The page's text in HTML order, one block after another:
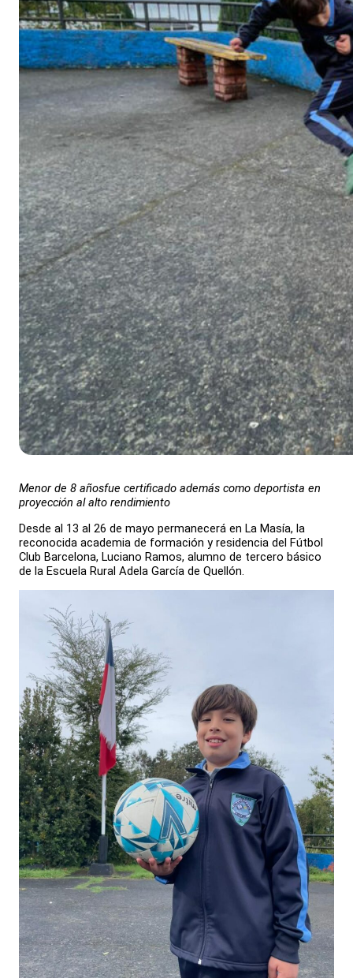
Menor de 8 añosfue certificado además como deportista en
proyección al alto rendimiento
Desde al 13 al 26 de mayo permanecerá en La Masía, la
reconocida academia de formación y residencia del Fútbol
Club Barcelona, Luciano Ramos, alumno de tercero básico
de la Escuela Rural Adela García de Quellón.